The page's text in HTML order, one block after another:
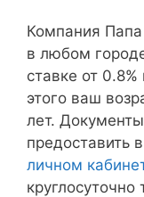
Компания Папа
в любом
ставке от
этого ваш
лет.
предоставить
личном